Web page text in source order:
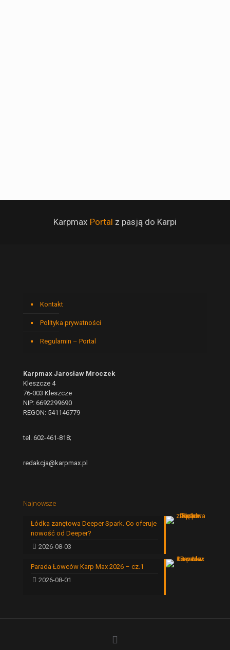
Karpmax Portal z pasją do Karpi
Kontakt
Polityka prywatności
Regulamin – Portal
Karpmax Jarosław Mroczek
Kleszcze 4
76-003 Kleszcze
NIP: 6692299690
REGON: 541146779
tel. 602-461-818;
redakcja@karpmax.pl
Najnowsze
Łódka zanętowa Deeper Spark. Co oferuje
nowość od Deeper?
2026-08-03
Parada Łowców Karp Max 2026 – cz.1
2026-08-01